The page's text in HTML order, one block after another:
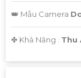
👑 Mẫu Camera
️✤ Khả Năng : Thu